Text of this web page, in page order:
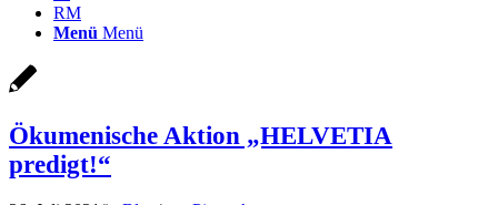
RM
Menü Menü
Ökumenische Aktion „HELVETIA
predigt!“